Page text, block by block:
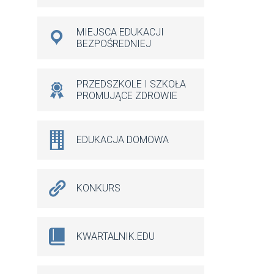
MIEJSCA EDUKACJI
BEZPOŚREDNIEJ
PRZEDSZKOLE I SZKOŁA
PROMUJĄCE ZDROWIE
EDUKACJA DOMOWA
KONKURS
KWARTALNIK.EDU